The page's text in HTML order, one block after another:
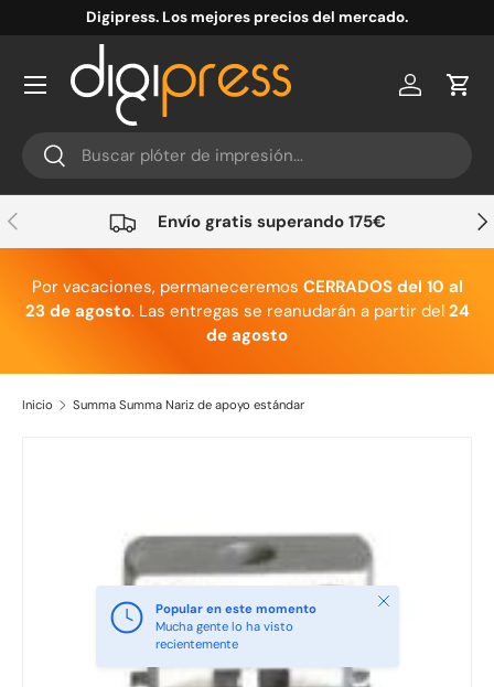
Ir al contenido
Digipress. Los mejores precios del mercado.
Buscar
Buscar
Cuenta
Anterior Envío gratis superando 175€
Por vacaciones, permaneceremos CERRADOS del 10 al
23 de agosto. Las entregas se reanudarán a partir del 24
de agosto
Inicio Summa Summa Nariz de apoyo estándar
Popular en este momento
Mucha gente lo ha visto
recientemente
Cerrar